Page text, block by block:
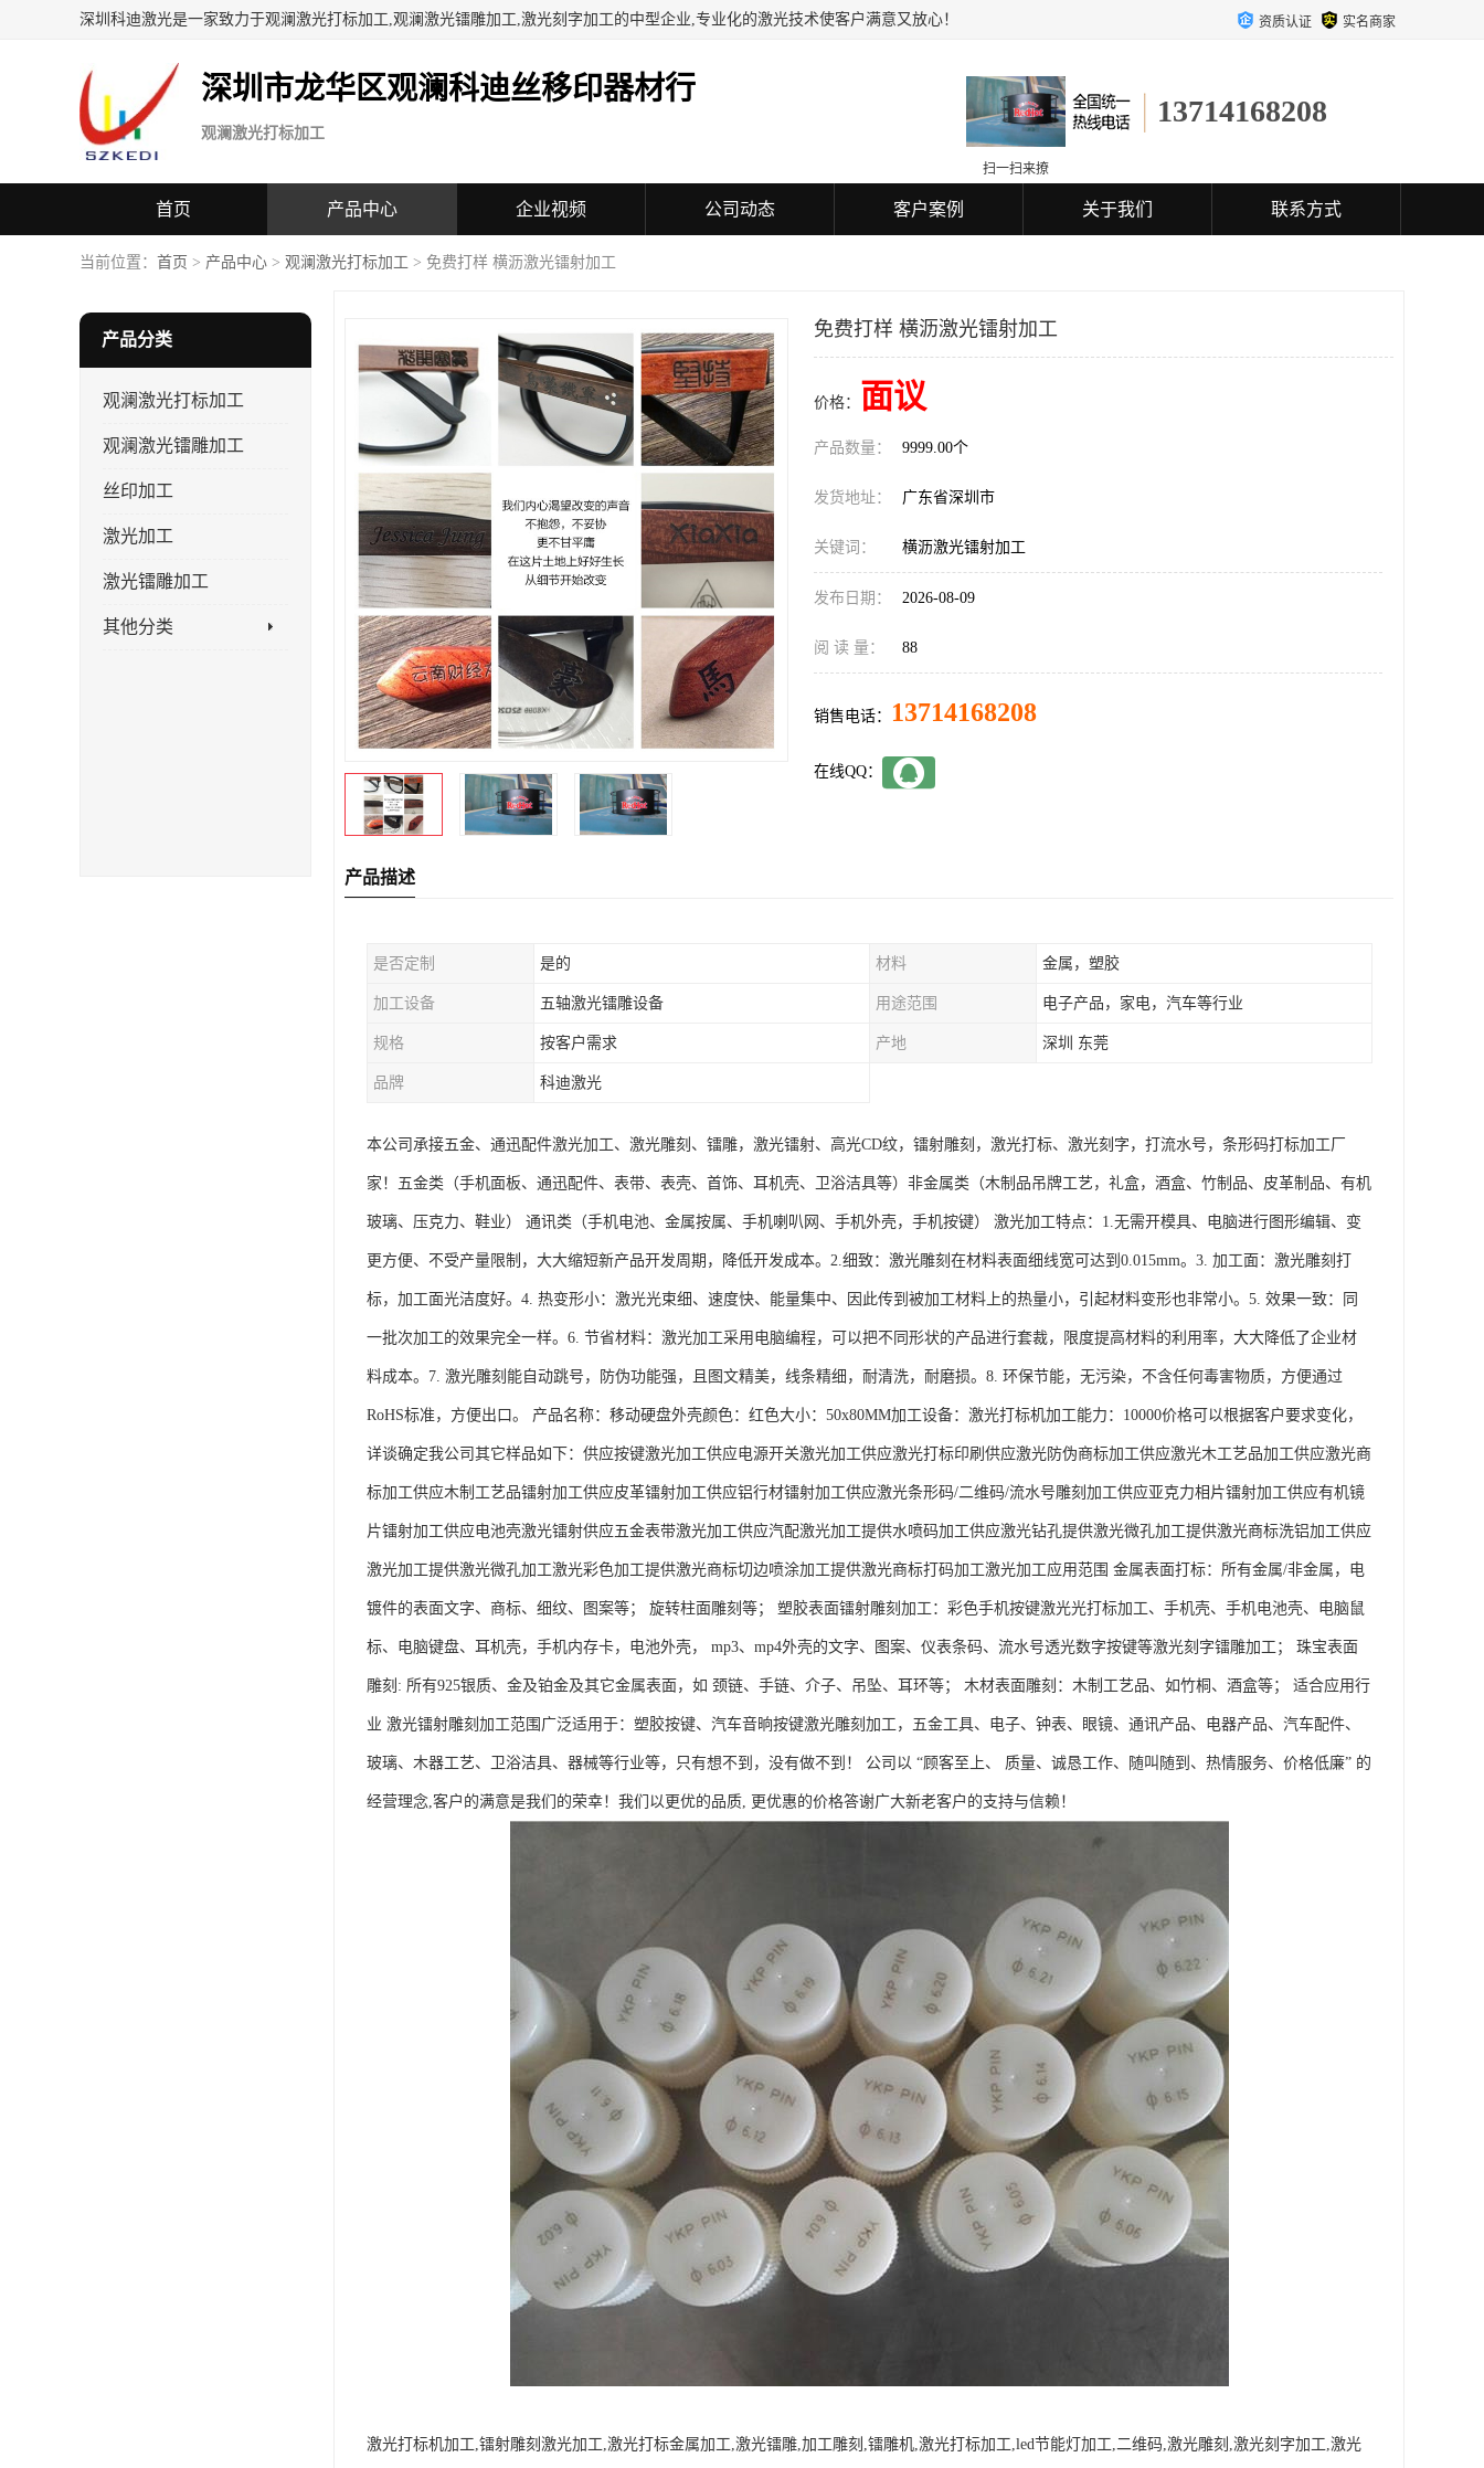
深圳科迪激光是一家致力于观澜激光打标加工,观澜激光镭雕加工,激光刻字加工的中型企业,专业化的激光技术使客户满意又放心！ 资质认证 实名商家
深圳市龙华区观澜科迪丝移印器材行
观澜激光打标加工
13714168208
扫一扫来撩
首页 产品中心 企业视频 公司动态 客户案例 关于我们 联系方式
当前位置： 首页 > 产品中心 > 观澜激光打标加工 > 免费打样 横沥激光镭射加工
产品分类
观澜激光打标加工
观澜激光镭雕加工
丝印加工
激光加工
激光镭雕加工
其他分类
免费打样 横沥激光镭射加工
价格： 面议
产品数量： 9999.00个
发货地址： 广东省深圳市
关键词： 横沥激光镭射加工
发布日期： 2026-08-09
阅 读 量： 88
销售电话： 13714168208
在线QQ：
产品描述
是否定制 是的 材料 金属，塑胶
加工设备 五轴激光镭雕设备 用途范围 电子产品，家电，汽车等行业
规格 按客户需求 产地 深圳 东莞
品牌 科迪激光
本公司承接五金、通迅配件激光加工、激光雕刻、镭雕，激光镭射、高光CD纹，镭射雕刻，激光打标、激光刻字，打流水号，条形码打标加工厂
家！五金类（手机面板、通迅配件、表带、表壳、首饰、耳机壳、卫浴洁具等）非金属类（木制品吊牌工艺，礼盒，酒盒、竹制品、皮革制品、有机
玻璃、压克力、鞋业） 通讯类（手机电池、金属按属、手机喇叭网、手机外壳，手机按键） 激光加工特点：1.无需开模具、电脑进行图形编辑、变
更方便、不受产量限制，大大缩短新产品开发周期，降低开发成本。2.细致：激光雕刻在材料表面细线宽可达到0.015mm。3. 加工面：激光雕刻打
标，加工面光洁度好。4. 热变形小：激光光束细、速度快、能量集中、因此传到被加工材料上的热量小，引起材料变形也非常小。5. 效果一致：同
一批次加工的效果完全一样。6. 节省材料：激光加工采用电脑编程，可以把不同形状的产品进行套裁，限度提高材料的利用率，大大降低了企业材
料成本。7. 激光雕刻能自动跳号，防伪功能强，且图文精美，线条精细，耐清洗，耐磨损。8. 环保节能，无污染，不含任何毒害物质，方便通过
RoHS标准，方便出口。 产品名称：移动硬盘外壳颜色：红色大小：50x80MM加工设备：激光打标机加工能力：10000价格可以根据客户要求变化，
详谈确定我公司其它样品如下：供应按键激光加工供应电源开关激光加工供应激光打标印刷供应激光防伪商标加工供应激光木工艺品加工供应激光商
标加工供应木制工艺品镭射加工供应皮革镭射加工供应铝行材镭射加工供应激光条形码/二维码/流水号雕刻加工供应亚克力相片镭射加工供应有机镜
片镭射加工供应电池壳激光镭射供应五金表带激光加工供应汽配激光加工提供水喷码加工供应激光钻孔提供激光微孔加工提供激光商标洗铝加工供应
激光加工提供激光微孔加工激光彩色加工提供激光商标切边喷涂加工提供激光商标打码加工激光加工应用范围 金属表面打标：所有金属/非金属，电
镀件的表面文字、商标、细纹、图案等； 旋转柱面雕刻等； 塑胶表面镭射雕刻加工：彩色手机按键激光光打标加工、手机壳、手机电池壳、电脑鼠
标、电脑键盘、耳机壳，手机内存卡，电池外壳， mp3、mp4外壳的文字、图案、仪表条码、流水号透光数字按键等激光刻字镭雕加工； 珠宝表面
雕刻: 所有925银质、金及铂金及其它金属表面，如 颈链、手链、介子、吊坠、耳环等； 木材表面雕刻：木制工艺品、如竹桐、酒盒等； 适合应用行
业 激光镭射雕刻加工范围广泛适用于：塑胶按键、汽车音晌按键激光雕刻加工，五金工具、电子、钟表、眼镜、通讯产品、电器产品、汽车配件、
玻璃、木器工艺、卫浴洁具、器械等行业等，只有想不到，没有做不到！ 公司以 “顾客至上、 质量、诚恳工作、随叫随到、热情服务、价格低廉” 的
经营理念,客户的满意是我们的荣幸！我们以更优的品质, 更优惠的价格答谢广大新老客户的支持与信赖！
激光打标机加工,镭射雕刻激光加工,激光打标金属加工,激光镭雕,加工雕刻,镭雕机,激光打标加工,led节能灯加工,二维码,激光雕刻,激光刻字加工,激光